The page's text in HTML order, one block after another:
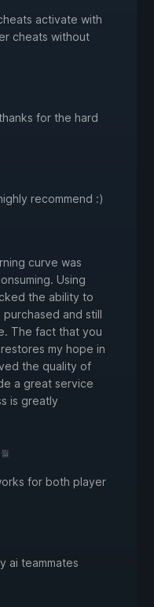
activate with
cheats without
for the hard
recommend :)
curve was
Using
the ability to
purchased and still
The fact that you
my hope in
the quality of
a great service
is greatly
for both player
ai teammates